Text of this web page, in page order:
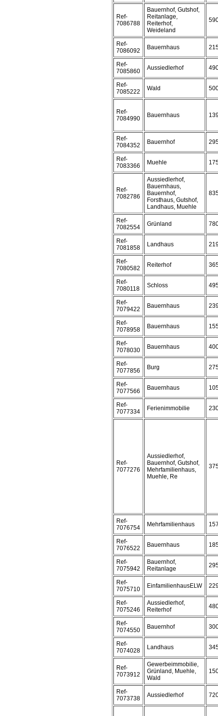
Ref-
7086788
Bauernhof, Gutshof,
Reitanlage,
Reiterhof,
Weideland
Ref-
7086092
Bauernhaus
Ref-
7085860
Aussiedlerhof
Ref-
7085222
Wald
Ref-
7084990
Bauernhaus
Ref-
7084352
Bauernhof
Ref-
7083366
Muehle
Ref-
7082786
Aussiedlerhof,
Bauernhaus,
Bauernhof,
Forsthaus, Gutshof,
Landhaus, Muehle
Ref-
7082554
Grünland
Ref-
7081858
Landhaus
Ref-
7080582
Reiterhof
Ref-
7080118
Schloss
Ref-
7079422
Bauernhaus
Ref-
7078958
Bauernhaus
Ref-
7078030
Bauernhaus
Ref-
7077856
Burg
Ref-
7077566
Bauernhaus
Ref-
7077334
Ferienimmobilie
Ref-
7077276
Aussiedlerhof,
Bauernhof, Gutshof,
Mehrfamilienhaus,
Muehle, Re
Ref-
7076754
Mehrfamilienhaus
Ref-
7076522
Bauernhaus
Ref-
7075942
Bauernhof,
Reitanlage
Ref-
7075710
EinfamilienhausELW
Ref-
7075246
Aussiedlerhof,
Reiterhof
Ref-
7074550
Bauernhof
Ref-
7074028
Landhaus
Ref-
7073912
Gewerbeimmobilie,
Grünland, Muehle,
Wald
Ref-
7073738
Aussiedlerhof